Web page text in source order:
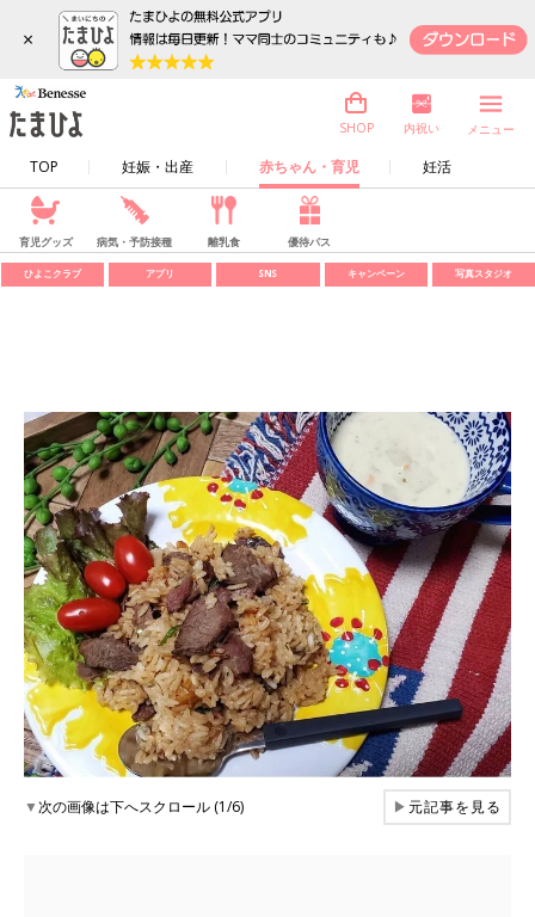
×
TOP 妊娠・出産 赤ちゃん・育児 妊活
SHOP 内祝い メニュー
育児グッズ 病気・予防接種 離乳食 優待パス
ひよこクラブ アプリ SNS キャンペーン 写真スタジオ
▼次の画像は下へスクロール (1/6) ▶元記事を見る